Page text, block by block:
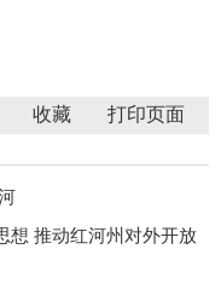
收藏
想 推动红河州对外开放